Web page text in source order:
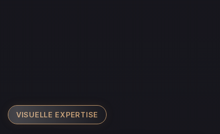
VISUELLE EXPERTISE